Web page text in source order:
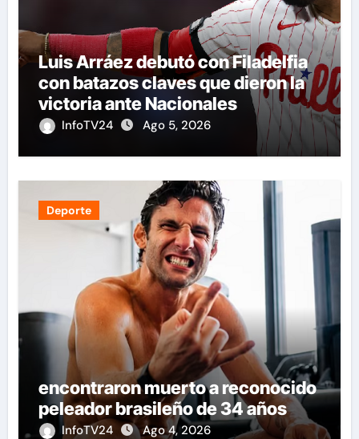
Luis Arráez debutó con Filadelfia
con batazos claves que dieron la
victoria ante Nacionales
InfoTV24 Ago 5, 2026
Deporte
encontraron muerto a reconocido
peleador brasileño de 34 años
InfoTV24 Ago 4, 2026